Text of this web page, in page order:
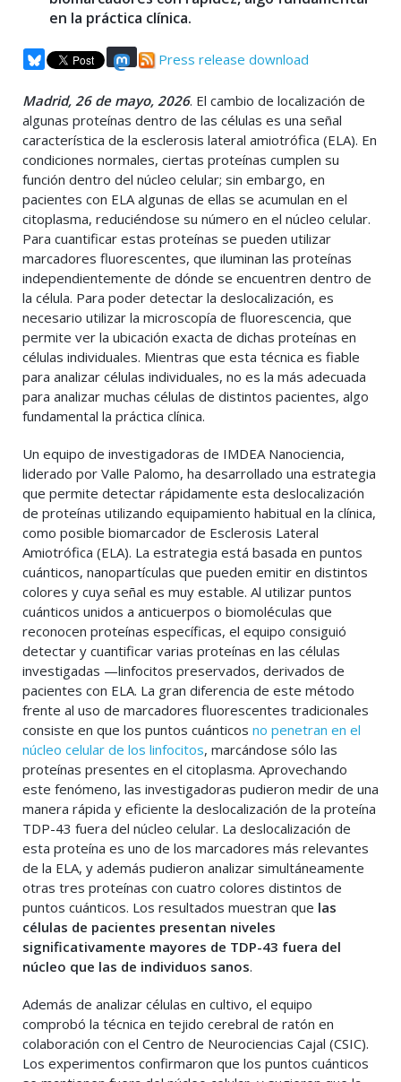
en la práctica clínica.
Press release download
Madrid, 26 de mayo, 2026. El cambio de localización de
algunas proteínas dentro de las células es una señal
característica de la esclerosis lateral amiotrófica (ELA). En
condiciones normales, ciertas proteínas cumplen su
función dentro del núcleo celular; sin embargo, en
pacientes con ELA algunas de ellas se acumulan en el
citoplasma, reduciéndose su número en el núcleo celular.
Para cuantificar estas proteínas se pueden utilizar
marcadores fluorescentes, que iluminan las proteínas
independientemente de dónde se encuentren dentro de
la célula. Para poder detectar la deslocalización, es
necesario utilizar la microscopía de fluorescencia, que
permite ver la ubicación exacta de dichas proteínas en
células individuales. Mientras que esta técnica es fiable
para analizar células individuales, no es la más adecuada
para analizar muchas células de distintos pacientes, algo
fundamental la práctica clínica.
Un equipo de investigadoras de IMDEA Nanociencia,
liderado por Valle Palomo, ha desarrollado una estrategia
que permite detectar rápidamente esta deslocalización
de proteínas utilizando equipamiento habitual en la clínica,
como posible biomarcador de Esclerosis Lateral
Amiotrófica (ELA). La estrategia está basada en puntos
cuánticos, nanopartículas que pueden emitir en distintos
colores y cuya señal es muy estable. Al utilizar puntos
cuánticos unidos a anticuerpos o biomoléculas que
reconocen proteínas específicas, el equipo consiguió
detectar y cuantificar varias proteínas en las células
investigadas —linfocitos preservados, derivados de
pacientes con ELA. La gran diferencia de este método
frente al uso de marcadores fluorescentes tradicionales
consiste en que los puntos cuánticos no penetran en el
núcleo celular de los linfocitos, marcándose sólo las
proteínas presentes en el citoplasma. Aprovechando
este fenómeno, las investigadoras pudieron medir de una
manera rápida y eficiente la deslocalización de la proteína
TDP-43 fuera del núcleo celular. La deslocalización de
esta proteína es uno de los marcadores más relevantes
de la ELA, y además pudieron analizar simultáneamente
otras tres proteínas con cuatro colores distintos de
puntos cuánticos. Los resultados muestran que las
células de pacientes presentan niveles
significativamente mayores de TDP-43 fuera del
núcleo que las de individuos sanos.
Además de analizar células en cultivo, el equipo
comprobó la técnica en tejido cerebral de ratón en
colaboración con el Centro de Neurociencias Cajal (CSIC).
Los experimentos confirmaron que los puntos cuánticos